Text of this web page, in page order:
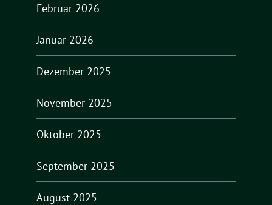
Februar 2026
Januar 2026
Dezember 2025
November 2025
Oktober 2025
September 2025
August 2025